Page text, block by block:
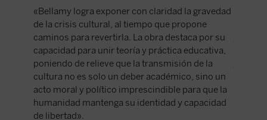
«Bellamy logra exponer con claridad la gravedad
de la crisis cultural, al tiempo que propone
caminos para revertirla. La obra destaca por su
capacidad para unir teoría y práctica educativa,
poniendo de relieve que la transmisión de la
cultura no es solo un deber académico, sino un
acto moral y político imprescindible para que la
humanidad mantenga su identidad y capacidad
de libertad».